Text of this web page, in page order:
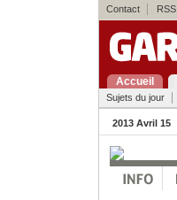
Contact RSS
Accueil
Sujets du jour
2013 Avril 15